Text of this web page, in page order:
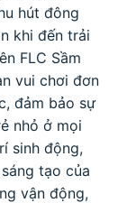
hút đông
khi đến trải
FLC Sầm
vui chơi đơn
đảm bảo sự
nhỏ ở mọi
sinh động,
tạo của
vận động,